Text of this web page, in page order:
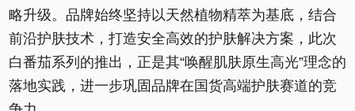
略升级。品牌始终坚持以天然植物精萃为基底，结合
前沿护肤技术，打造安全高效的护肤解决方案，此次
白番茄系列的推出，正是其“唤醒肌肤原生高光”理念的
落地实践，进一步巩固品牌在国货高端护肤赛道的竞